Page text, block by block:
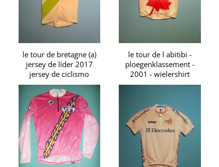
le tour de bretagne (a)
jersey de líder 2017
jersey de ciclismo
le tour de l abitibi -
ploegenklassement -
2001 - wielershirt